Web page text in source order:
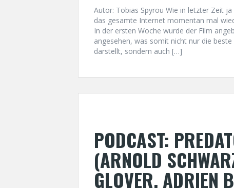
Autor: Tobias Spyrou Wie in letzter Zeit
das gesamte Internet momentan mal
In der ersten Woche wurde der Film
angesehen, was somit nicht nur die
darstellt, sondern auch […]
PODCAST:
(ARNOLD
GLOVER, ADRIEN